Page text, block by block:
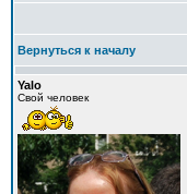
Вернуться к началу
Yalo
Свой человек